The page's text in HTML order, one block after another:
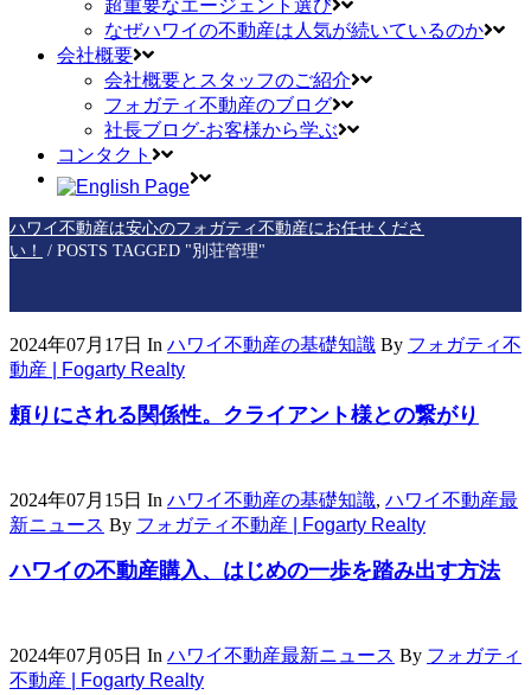
超重要なエージェント選び
なぜハワイの不動産は人気が続いているのか
会社概要
会社概要とスタッフのご紹介
フォガティ不動産のブログ
社長ブログ-お客様から学ぶ
コンタクト
ハワイ不動産は安心のフォガティ不動産にお任せくださ
い！
/ POSTS TAGGED "別荘管理"
2024年07月17日 In ハワイ不動産の基礎知識 By フォガティ不
動産 | Fogarty Realty
頼りにされる関係性。クライアント様との繋がり
2024年07月15日 In ハワイ不動産の基礎知識, ハワイ不動産最
新ニュース By フォガティ不動産 | Fogarty Realty
ハワイの不動産購入、はじめの一歩を踏み出す方法
2024年07月05日 In ハワイ不動産最新ニュース By フォガティ
不動産 | Fogarty Realty